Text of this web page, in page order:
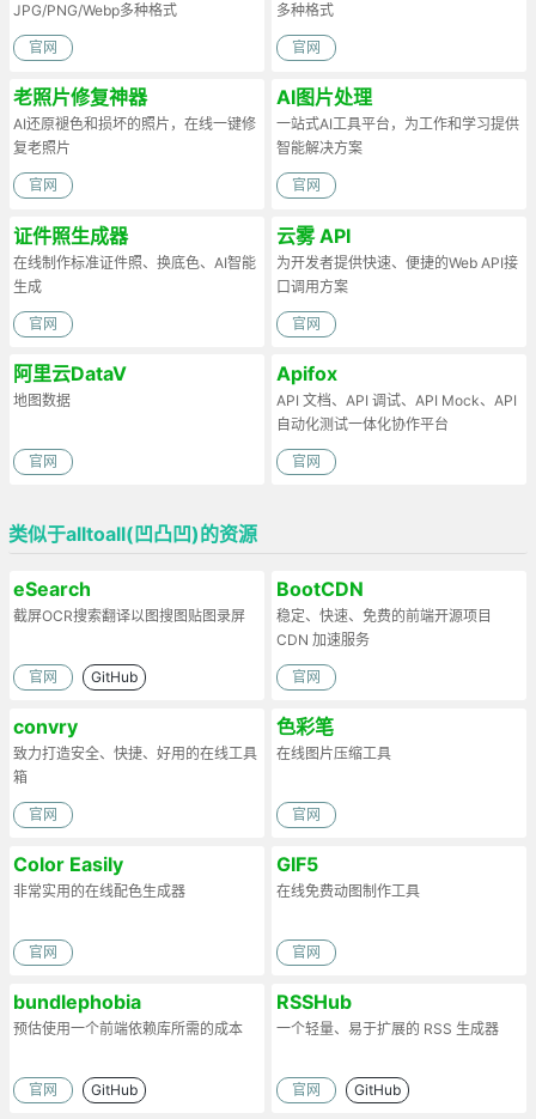
JPG/PNG/Webp多种格式
官网
多种格式
官网
老照片修复神器
AI还原褪色和损坏的照片，在线一键修
复老照片
官网
AI图片处理
一站式AI工具平台，为工作和学习提供
智能解决方案
官网
证件照生成器
在线制作标准证件照、换底色、AI智能
生成
官网
云雾 API
为开发者提供快速、便捷的Web API接
口调用方案
官网
阿里云DataV
地图数据
官网
Apifox
API 文档、API 调试、API Mock、API
自动化测试一体化协作平台
官网
类似于alltoall(凹凸凹)的资源
eSearch
截屏OCR搜索翻译以图搜图贴图录屏
官网 GitHub
BootCDN
稳定、快速、免费的前端开源项目
CDN 加速服务
官网
convry
致力打造安全、快捷、好用的在线工具
箱
官网
色彩笔
在线图片压缩工具
官网
Color Easily
非常实用的在线配色生成器
官网
GIF5
在线免费动图制作工具
官网
bundlephobia
预估使用一个前端依赖库所需的成本
官网 GitHub
RSSHub
一个轻量、易于扩展的 RSS 生成器
官网 GitHub